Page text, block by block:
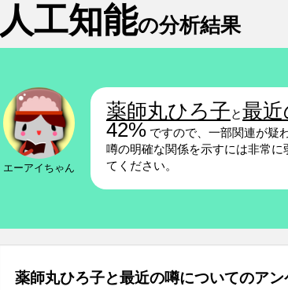
人工知能の分析結果
エーアイちゃん
薬師丸ひろ子と最近
42% ですので、一部関連が疑
噂の明確な関係を示すには非常
てください。
薬師丸ひろ子と最近の噂についてのアン